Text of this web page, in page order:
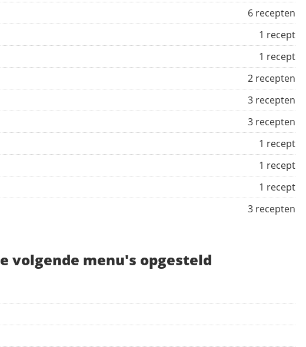
6 recepten
1 recept
1 recept
2 recepten
3 recepten
3 recepten
1 recept
1 recept
1 recept
3 recepten
volgende menu's opgesteld